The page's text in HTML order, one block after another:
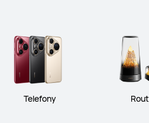
Telefony